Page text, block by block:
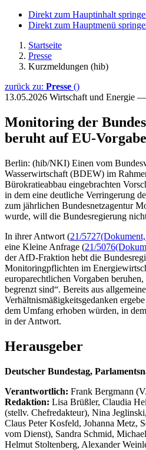
Direkt zum Hauptinhalt
Direkt zum Hauptmenü
Startseite
Presse
Kurzmeldungen (hib)
zurück zu: Presse ()
13.05.2026 Wirtschaft und Energie
Monitoring der
beruht auf EU-
Berlin: (hib/NKI) Einen vom
Wasserwirtschaft (BDEW) im
Bürokratieabbau eingebrachten
in dem eine deutliche Verringerung
zum jährlichen Bundesnetzagentur
wurde, will die Bundesregierung
In ihrer Antwort (21/5727
eine Kleine Anfrage (21/5076
der AfD-Fraktion hebt die
Monitoringpflichten im
europarechtlichen Vorgaben
begrenzt sind“. Bereits aus
Verhältnismäßigkeitsgedanken
dem Umfang erhoben würden, in
in der Antwort.
Herausgeber
Deutscher Bundestag,
Verantwortlich: Frank Bergmann
Redaktion: Lisa Brüßler, Claudia
(stellv. Chefredakteur), Nina Jeglinski,
Claus Peter Kosfeld, Johanna Metz,
vom Dienst), Sandra Schmid,
Helmut Stoltenberg, Alexander